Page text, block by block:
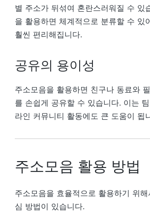
별 주소가 뒤섞여 혼란스러워질 수 있
을 활용하면 체계적으로 분류할 수 있
훨씬 편리해집니다.
공유의 용이성
주소모음을 활용하면 친구나 동료와
를 손쉽게 공유할 수 있습니다. 이는
라인 커뮤니티 활동에도 큰 도움이 됩
주소모음 활용 방법
주소모음을 효율적으로 활용하기 위
심 방법이 있습니다.